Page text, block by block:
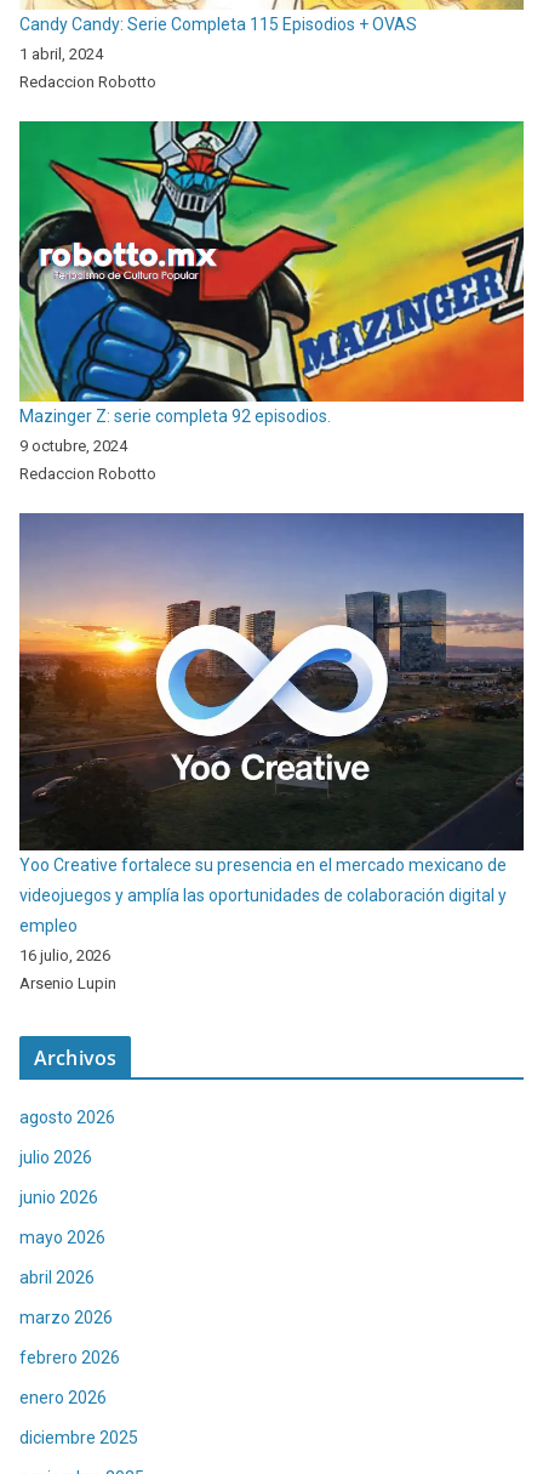
Candy Candy: Serie Completa 115 Episodios + OVAS
1 abril, 2024
Redaccion Robotto
Mazinger Z: serie completa 92 episodios.
9 octubre, 2024
Redaccion Robotto
Yoo Creative fortalece su presencia en el mercado mexicano de
videojuegos y amplía las oportunidades de colaboración digital y
empleo
16 julio, 2026
Arsenio Lupin
Archivos
agosto 2026
julio 2026
junio 2026
mayo 2026
abril 2026
marzo 2026
febrero 2026
enero 2026
diciembre 2025